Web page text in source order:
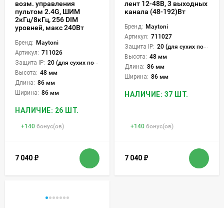
возм. управления
пультом 2.4G, ШИМ
2кГц/8кГц, 256 DIM
уровней, макс 240Вт
Бренд: Maytoni
Артикул: 711026
Защита IP: 20 (для сухих пом.)
Высота: 48 мм
Длина: 86 мм
Ширина: 86 мм
НАЛИЧИЕ: 26 ШТ.
+140 бонус(ов)
7 040 ₽
лент 12-48В, 3 выходных
канала (48-192)Вт
Бренд: Maytoni
Артикул: 711027
Защита IP: 20 (для сухих пом.)
Высота: 48 мм
Длина: 86 мм
Ширина: 86 мм
НАЛИЧИЕ: 37 ШТ.
+140 бонус(ов)
7 040 ₽